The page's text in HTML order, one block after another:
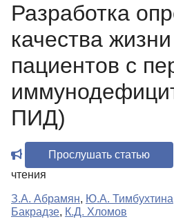
Разработка
качества
пациентов с
ПИД)
Прослушать статью
чтения
З.А. Абрамян, Ю.А. Тимбухтина
Бакрадзе, К.Д. Хломов